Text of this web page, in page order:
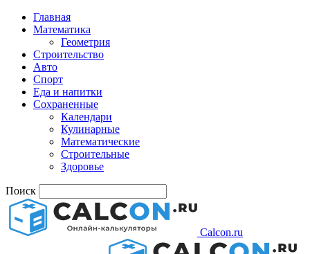
Главная
Математика
Геометрия
Строительство
Авто
Спорт
Еда и напитки
Сохраненные
Календари
Кулинарные
Математические
Строительные
Здоровье
Поиск
Calcon.ru